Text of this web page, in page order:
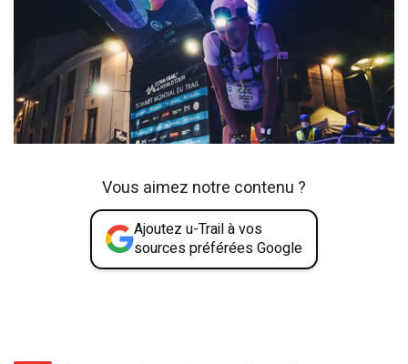
Vous aimez notre contenu ?
Ajoutez u-Trail à vos
sources préférées Google